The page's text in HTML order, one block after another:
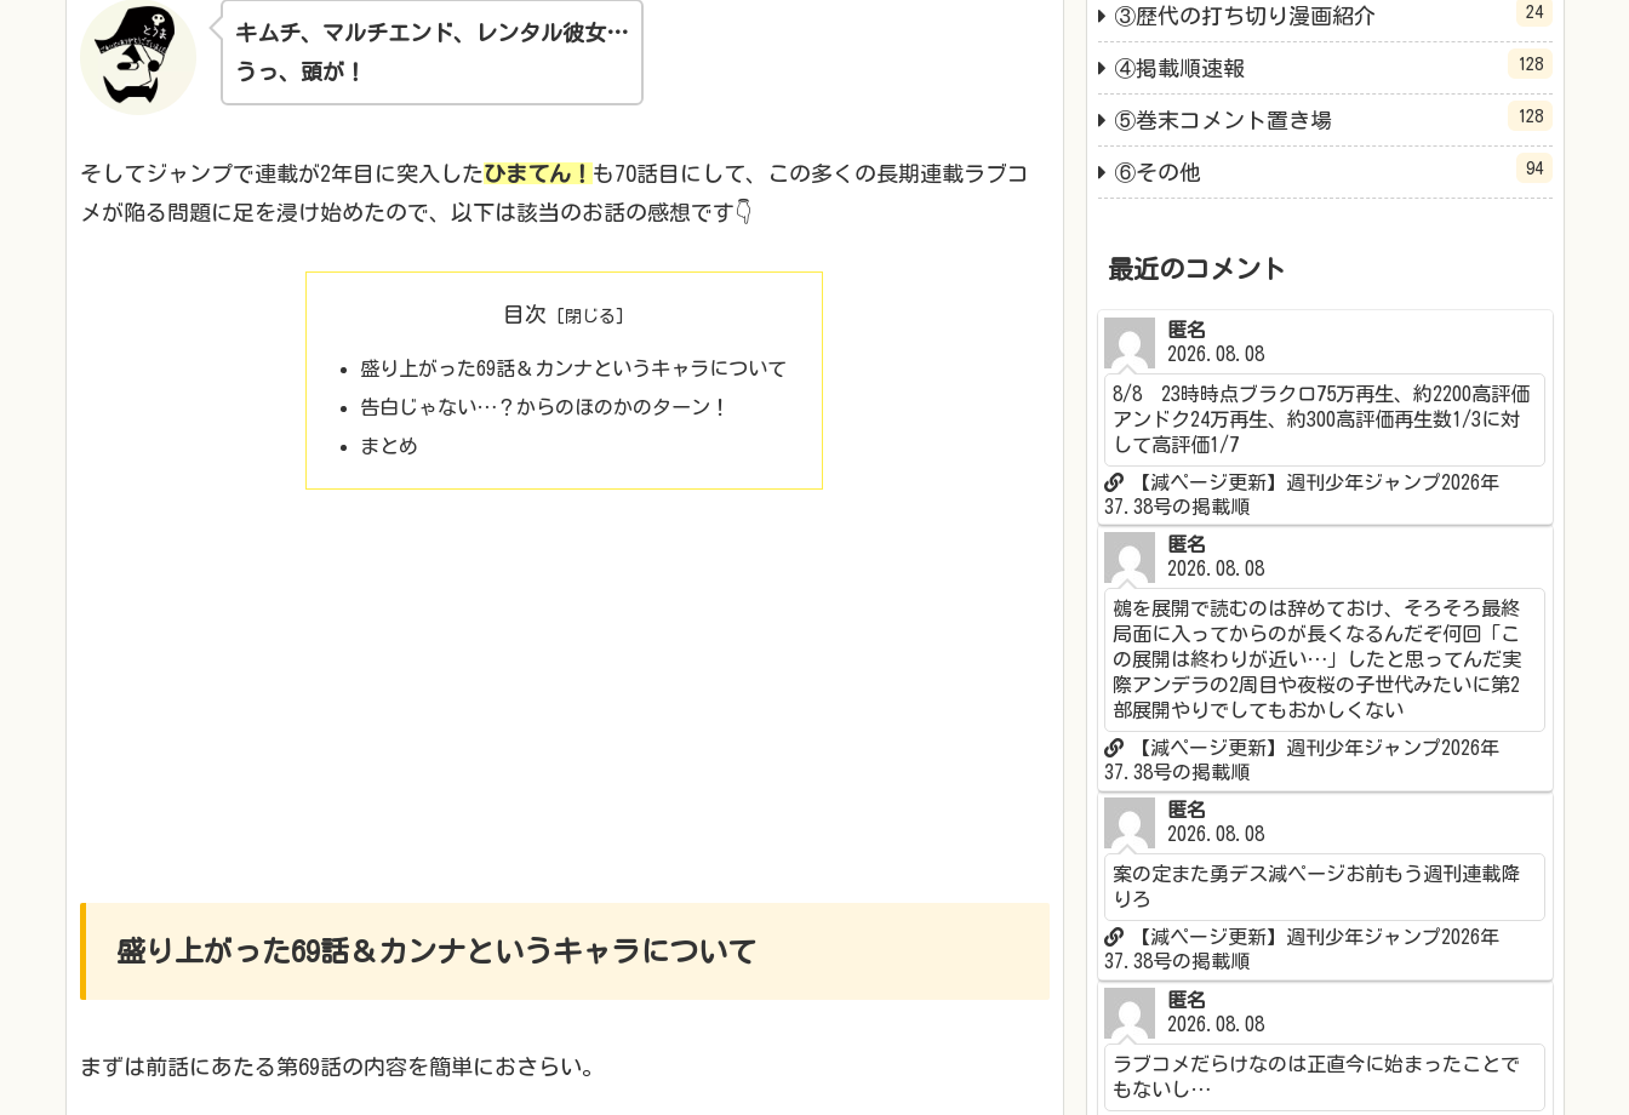
キムチ、マルチエンド、レンタル彼女…
うっ、頭が！
そしてジャンプで連載が2年目に突入したひまてん！ も70話目にして、この多くの長期連載ラブコ
メが陥る問題に足を浸け始めたので、以下は該当のお話の感想です👇
目次
盛り上がった69話＆カンナというキャラについて
告白じゃない…？からのほのかのターン！
まとめ
盛り上がった69話＆カンナというキャラについて
まずは前話にあたる第69話の内容を簡単におさらい。
③歴代の打ち切り漫画紹介 24
④掲載順速報 128
⑤巻末コメント置き場 128
⑥その他 94
最近のコメント
匿名
2026.08.08
8/8 23時時点ブラクロ75万再生、約2200高評価
アンドク24万再生、約300高評価再生数1/3に対
して高評価1/7
【減ページ更新】週刊少年ジャンプ2026年
37.38号の掲載順
匿名
2026.08.08
鵺を展開で読むのは辞めておけ、そろそろ最終
局面に入ってからのが長くなるんだぞ何回「こ
の展開は終わりが近い…」したと思ってんだ実
際アンデラの2周目や夜桜の子世代みたいに第2
部展開やりでしてもおかしくない
【減ページ更新】週刊少年ジャンプ2026年
37.38号の掲載順
匿名
2026.08.08
案の定また勇デス減ページお前もう週刊連載降
りろ
【減ページ更新】週刊少年ジャンプ2026年
37.38号の掲載順
匿名
2026.08.08
ラブコメだらけなのは正直今に始まったことで
もないし…